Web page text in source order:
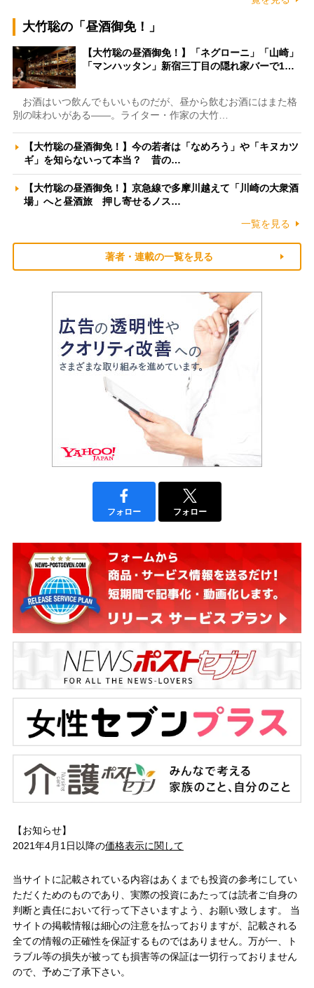
大竹聡の「昼酒御免！」
【大竹聡の昼酒御免！】「ネグローニ」「山崎」
「マンハッタン」新宿三丁目の隠れ家バーで1…
お酒はいつ飲んでもいいものだが、昼から飲むお酒にはまた格
別の味わいがある――。ライター・作家の大竹…
【大竹聡の昼酒御免！】今の若者は「なめろう」や「キヌカツ
ギ」を知らないって本当？ 昔の…
【大竹聡の昼酒御免！】京急線で多摩川越えて「川崎の大衆酒
場」へと昼酒旅 押し寄せるノス…
一覧を見る
著者・連載の一覧を見る
フォロー フォロー
【お知らせ】
2021年4月1日以降の価格表示に関して
当サイトに記載されている内容はあくまでも投資の参考にしてい
ただくためのものであり、実際の投資にあたっては読者ご自身の
判断と責任において行って下さいますよう、お願い致します。 当
サイトの掲載情報は細心の注意を払っておりますが、記載される
全ての情報の正確性を保証するものではありません。万が一、ト
ラブル等の損失が被っても損害等の保証は一切行っておりません
ので、予めご了承下さい。